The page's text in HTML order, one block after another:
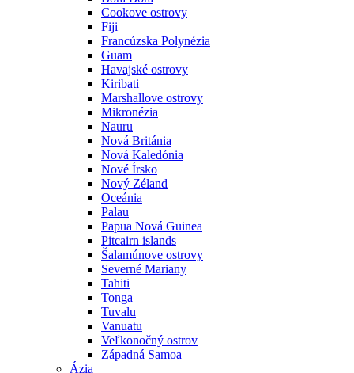
Cookove ostrovy
Fiji
Francúzska Polynézia
Guam
Havajské ostrovy
Kiribati
Marshallove ostrovy
Mikronézia
Nauru
Nová Británia
Nová Kaledónia
Nové Írsko
Nový Zéland
Oceánia
Palau
Papua Nová Guinea
Pitcairn islands
Šalamúnove ostrovy
Severné Mariany
Tahiti
Tonga
Tuvalu
Vanuatu
Veľkonočný ostrov
Západná Samoa
Ázia